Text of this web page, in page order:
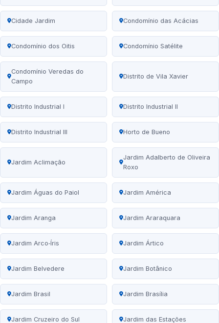
Cidade Jardim Condomínio das Acácias
Condomínio dos Oitis Condomínio Satélite
Condomínio Veredas do
Campo
Distrito de Vila Xavier
Distrito Industrial I Distrito Industrial II
Distrito Industrial III Horto de Bueno
Jardim Aclimação
Jardim Adalberto de Oliveira
Roxo
Jardim Águas do Paiol Jardim América
Jardim Aranga Jardim Araraquara
Jardim Arco‑Íris Jardim Ártico
Jardim Belvedere Jardim Botânico
Jardim Brasil Jardim Brasília
Jardim Cruzeiro do Sul Jardim das Estações